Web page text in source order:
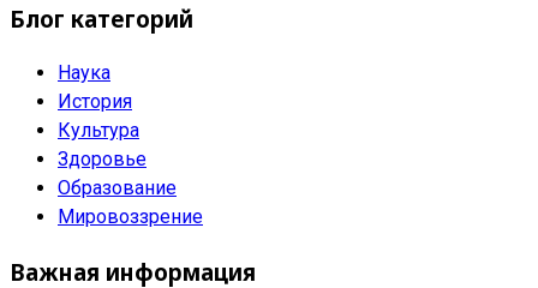
Блог категорий
Наука
История
Культура
Здоровье
Образование
Мировоззрение
Важная информация